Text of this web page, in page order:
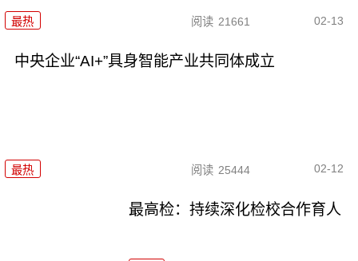
最热 阅读 21661 02-13
中央企业“AI+”具身智能产业共同体成立
最热 阅读 25444 02-12
最高检：持续深化检校合作育人